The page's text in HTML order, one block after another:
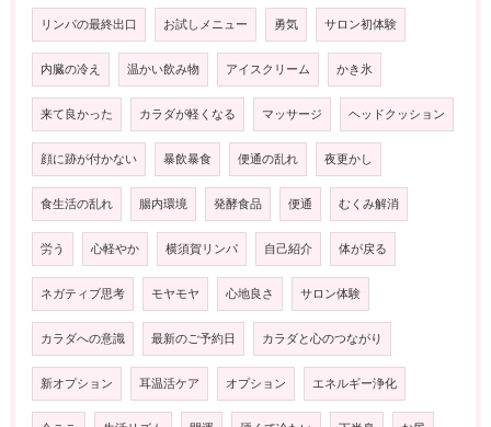
リンパの最終出口 お試しメニュー 勇気 サロン初体験
内臓の冷え 温かい飲み物 アイスクリーム かき氷
来て良かった カラダが軽くなる マッサージ ヘッドクッション
顔に跡が付かない 暴飲暴食 便通の乱れ 夜更かし
食生活の乱れ 腸内環境 発酵食品 便通 むくみ解消
労う 心軽やか 横須賀リンパ 自己紹介 体が戻る
ネガティブ思考 モヤモヤ 心地良さ サロン体験
カラダへの意識 最新のご予約日 カラダと心のつながり
新オプション 耳温活ケア オプション エネルギー浄化